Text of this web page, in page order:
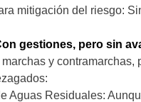
mitigación del riesgo:
gestiones, pero sin
y
Aguas Residuales: